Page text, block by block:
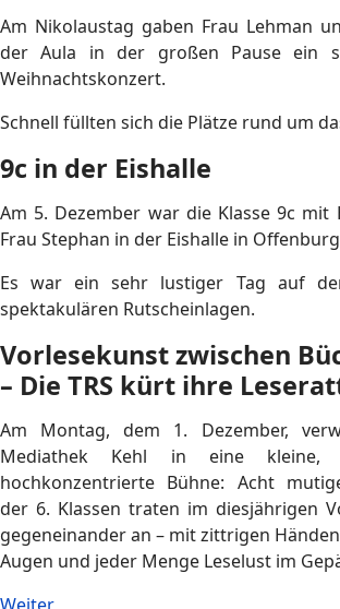
Am Nikolaustag gaben Frau Lehman
der Aula in der großen Pause ein
Weihnachtskonzert.
Schnell füllten sich die Plätze rund um
9c in der Eishalle
Am 5. Dezember war die Klasse 9c
Frau Stephan in der Eishalle in
Es war ein sehr lustiger Tag auf
spektakulären Rutscheinlagen.
Vorlesekunst zwischen
– Die TRS kürt ihre
Am Montag, dem 1. Dezember,
Mediathek Kehl in eine kleine,
hochkonzentrierte Bühne: Acht
der 6. Klassen traten im diesjährigen
gegeneinander an – mit zittrigen
Augen und jeder Menge Leselust im